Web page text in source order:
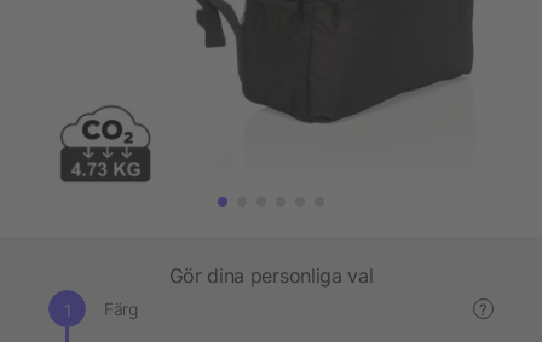
Gör dina personliga val
Färg ?